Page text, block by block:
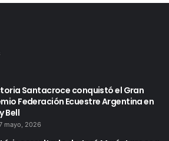
Santacroce conquistó el Gran
Federación Ecuestre Argentina en
Bell
mayo, 2026